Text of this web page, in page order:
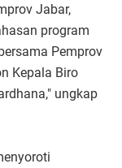
Jabar,
program
Pemprov
Kepala Biro
ungkap